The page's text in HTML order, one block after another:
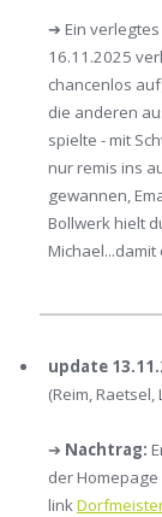
➔ Ein verlegtes
16.11.2025
chancenlos
die anderen
spielte - mit
nur remis ins
gewannen,
Bollwerk hielt
Michael...damit
update
(Reim,
➔ Nachtrag:
der
link